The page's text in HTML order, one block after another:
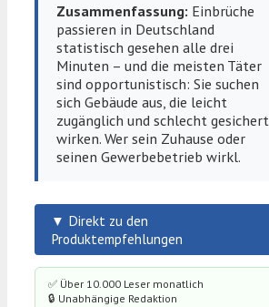
Zusammenfassung: Einbrüche
passieren in Deutschland
statistisch gesehen alle drei
Minuten – und die meisten Täter
sind opportunistisch: Sie suchen
sich Gebäude aus, die leicht
zugänglich und schlecht gesichert
wirken. Wer sein Zuhause oder
seinen Gewerbebetrieb wirkl.
▼ Direkt zu den
Produktempfehlungen
✅ Über 10.000 Leser monatlich
🔒 Unabhängige Redaktion